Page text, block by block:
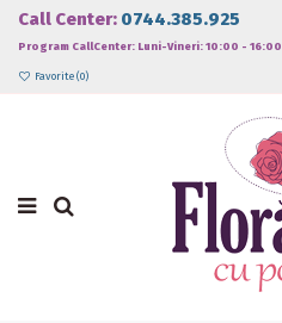
Call Center: 0744.385.925
Program CallCenter: Luni-Vineri: 10:00 -
Favorite (0)